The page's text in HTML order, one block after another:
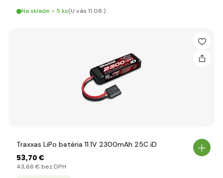
Na sklade > 5 ks(U vás 11.08.)
Traxxas LiPo batéria 11.1V 2300mAh 25C iD
53,70 €
43,66 € bez DPH